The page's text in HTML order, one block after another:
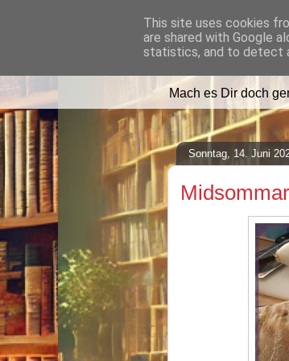
Mach es Dir doch
Sonntag, 14. Juni
Midsommar
This site uses cookies
are shared with Google
statistics, and to detect